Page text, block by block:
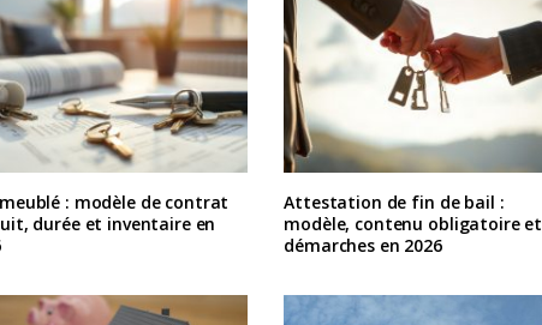
: modèle de contrat
durée et inventaire en
Attestation de fin de bail :
modèle, contenu obligatoire et
démarches en 2026